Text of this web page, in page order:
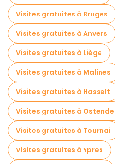
Visites gratuites à Bruges
Visites gratuites à Anvers
Visites gratuites à Liège
Visites gratuites à Malines
Visites gratuites à Hasselt
Visites gratuites à Ostende
Visites gratuites à Tournai
Visites gratuites à Ypres